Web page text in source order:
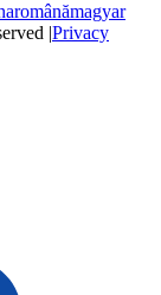
românămagyar
|Privacy